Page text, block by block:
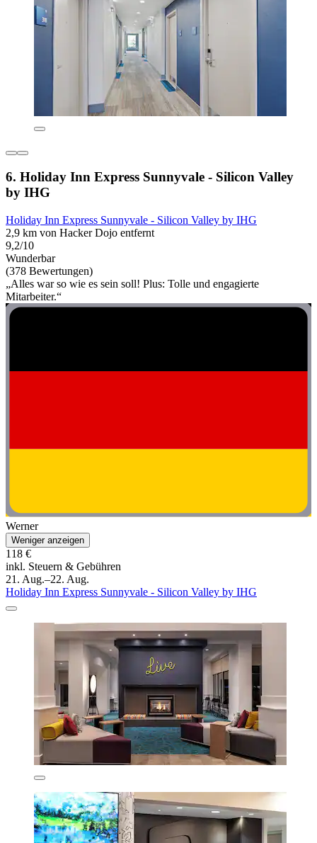
6. Holiday Inn Express Sunnyvale - Silicon Valley
by IHG
Holiday Inn Express Sunnyvale - Silicon Valley by IHG
2,9 km von Hacker Dojo entfernt
9,2/10
Wunderbar
(378 Bewertungen)
„Alles war so wie es sein soll! Plus: Tolle und engagierte
Mitarbeiter.“
Werner
Weniger anzeigen
118 €
inkl. Steuern & Gebühren
21. Aug.–22. Aug.
Holiday Inn Express Sunnyvale - Silicon Valley by IHG